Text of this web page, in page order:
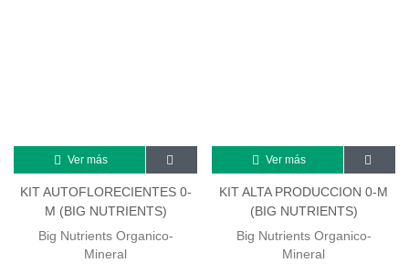
Ver más
KIT AUTOFLORECIENTES 0-
M (BIG NUTRIENTS)
Big Nutrients Organico-
Mineral
Ver más
KIT ALTA PRODUCCION 0-M
(BIG NUTRIENTS)
Big Nutrients Organico-
Mineral